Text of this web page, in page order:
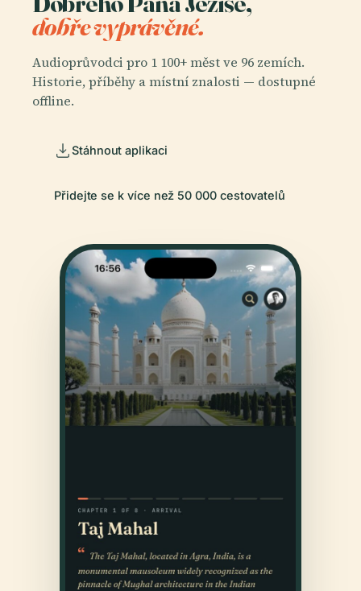
dobře vyprávěné.
Audioprůvodci pro 1 100+ měst ve 96 zemích.
Historie, příběhy a místní znalosti — dostupné
offline.
Stáhnout aplikaci
Přidejte se k více než 50 000 cestovatelů